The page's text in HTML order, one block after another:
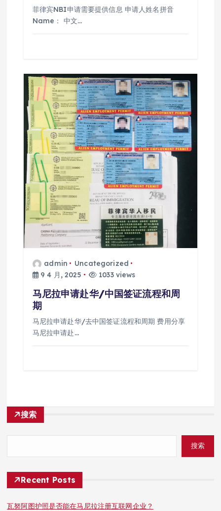
菲律宾NBI申请需要提供信息 申请人姓名拼音
Name： 中文…
admin
Uncategorized
9 4 月, 2025
1033 views
马尼拉申请赴华/中国签证流程和周
期
马尼拉申请赴华/去中国签证流程和周期 费用分享
马尼拉申请赴…
搜索
搜索
Recent Posts
瓦努阿图护照是否能在马尼拉注册互联网企业？